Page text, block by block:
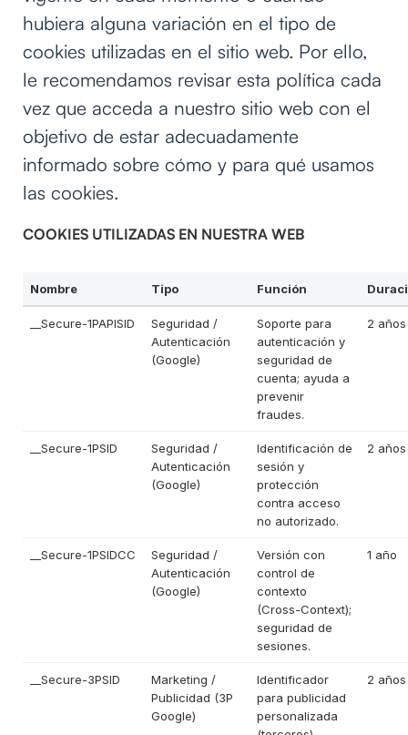
hubiera alguna variación en el tipo de
cookies utilizadas en el sitio web. Por ello,
le recomendamos revisar esta política cada
vez que acceda a nuestro sitio web con el
objetivo de estar adecuadamente
informado sobre cómo y para qué usamos
las cookies.
COOKIES UTILIZADAS EN NUESTRA WEB
Nombre Tipo Función
__Secure-1PAPISID
Seguridad /
Autenticación
(Google)
Soporte para
autenticación y
seguridad de
cuenta; ayuda a
prevenir
fraudes.
2 años
__Secure-1PSID
Seguridad /
Autenticación
(Google)
Identificación de
sesión y
protección
contra acceso
no autorizado.
2 años
__Secure-1PSIDCC
Seguridad /
Autenticación
(Google)
Versión con
control de
contexto
(Cross-Context);
seguridad de
sesiones.
1 año
__Secure-3PSID
Marketing /
Publicidad (3P
Google)
Identificador
para publicidad
personalizada
2 años